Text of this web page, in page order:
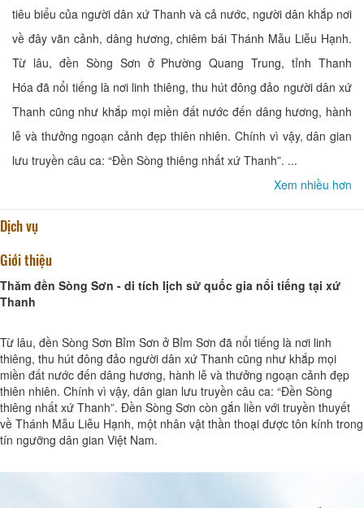
tiêu biểu của người dân xứ Thanh và cả nước, người dân khắp nơi
về đây vãn cảnh, dâng hương, chiêm bái Thánh Mẫu Liễu Hạnh.
Từ lâu, đền Sòng Sơn ở Phường Quang Trung, tỉnh Thanh
Hóa đã nổi tiếng là nơi linh thiêng, thu hút đông đảo người dân xứ
Thanh cũng như khắp mọi miền đất nước đến dâng hương, hành
lễ và thưởng ngoạn cảnh đẹp thiên nhiên. Chính vì vậy, dân gian
lưu truyền câu ca: “Đền Sòng thiêng nhất xứ Thanh”. ...
Xem nhiều hơn
Dịch vụ
Giới thiệu
Thăm đền Sòng Sơn - di tích lịch sử quốc gia nổi tiếng tại xứ
Thanh
Từ lâu, đền Sòng Sơn Bỉm Sơn ở Bỉm Sơn đã nổi tiếng là nơi linh
thiêng, thu hút đông đảo người dân xứ Thanh cũng như khắp mọi
miền đất nước đến dâng hương, hành lễ và thưởng ngoạn cảnh đẹp
thiên nhiên. Chính vì vậy, dân gian lưu truyền câu ca: “Đền Sòng
thiêng nhất xứ Thanh”. Đền Sòng Sơn còn gắn liền với truyền thuyết
về Thánh Mẫu Liễu Hạnh, một nhân vật thần thoại được tôn kính trong
tín ngưỡng dân gian Việt Nam.